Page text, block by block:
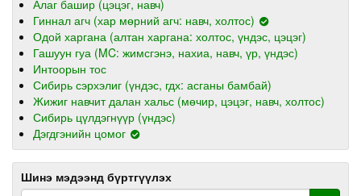
Алаг башир (цэцэг, навч)
Гиннал агч (хар мөрний агч: навч, холтос)
Одой харгана (алтан харгана: холтос, үндэс, цэцэг)
Гашуун гуа (MC: жимсгэнэ, нахиа, навч, үр, үндэс)
Интоорын тос
Сибирь сэрхэлиг (үндэс, гдх: асганы бамбай)
Жижиг навчит далан хальс (мөчир, цэцэг, навч, холтос)
Сибирь цүлдэгнүүр (үндэс)
Дэгдгэнийн цомог
Шинэ мэдээнд бүртгүүлэх